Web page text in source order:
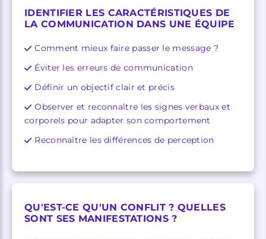
IDENTIFIER LES CARACTÉRISTIQUES DE
LA COMMUNICATION DANS UNE ÉQUIPE
Comment mieux faire passer le message ?
Éviter les erreurs de communication
Définir un objectif clair et précis
Observer et reconnaître les signes verbaux et
corporels pour adapter son comportement
Reconnaître les différences de perception
QU'EST-CE QU'UN CONFLIT ? QUELLES
SONT SES MANIFESTATIONS ?